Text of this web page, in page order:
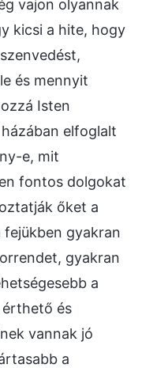
vajon olyannak
kicsi a hite, hogy
és mennyit
Isten
elfoglalt
e, mit
fontos dolgokat
őket a
gyakran
gyakran
a
érthető és
vannak jó
a